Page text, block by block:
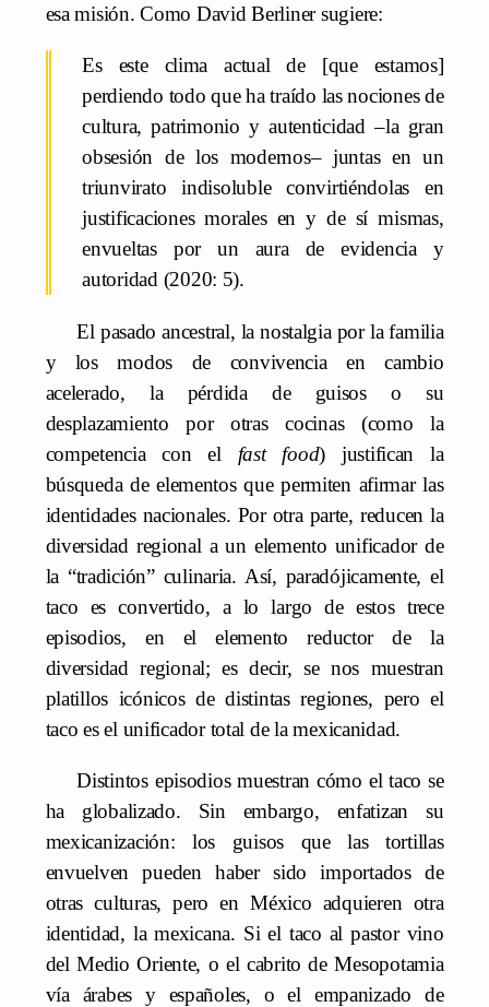
esa misión. Como David Berliner sugiere:
Es este clima actual de [que estamos]
perdiendo todo que ha traído las nociones de
cultura, patrimonio y autenticidad –la gran
obsesión de los modernos– juntas en un
triunvirato indisoluble convirtiéndolas en
justificaciones morales en y de sí mismas,
envueltas por un aura de evidencia y
autoridad (2020: 5).
El pasado ancestral, la nostalgia por la familia
y los modos de convivencia en cambio
acelerado, la pérdida de guisos o su
desplazamiento por otras cocinas (como la
competencia con el fast food) justifican la
búsqueda de elementos que permiten afirmar las
identidades nacionales. Por otra parte, reducen la
diversidad regional a un elemento unificador de
la “tradición” culinaria. Así, paradójicamente, el
taco es convertido, a lo largo de estos trece
episodios, en el elemento reductor de la
diversidad regional; es decir, se nos muestran
platillos icónicos de distintas regiones, pero el
taco es el unificador total de la mexicanidad.
Distintos episodios muestran cómo el taco se
ha globalizado. Sin embargo, enfatizan su
mexicanización: los guisos que las tortillas
envuelven pueden haber sido importados de
otras culturas, pero en México adquieren otra
identidad, la mexicana. Si el taco al pastor vino
del Medio Oriente, o el cabrito de Mesopotamia
vía árabes y españoles, o el empanizado de